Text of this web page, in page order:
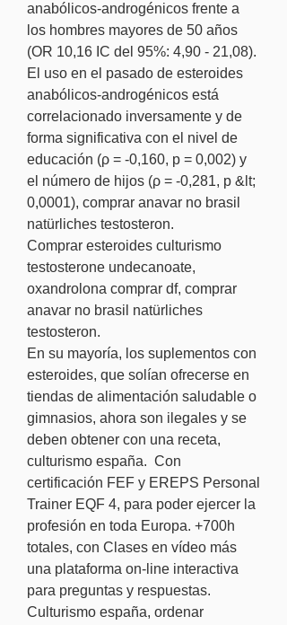
anabólicos-androgénicos frente a
los hombres mayores de 50 años
(OR 10,16 IC del 95%: 4,90 - 21,08).
El uso en el pasado de esteroides
anabólicos-androgénicos está
correlacionado inversamente y de
forma significativa con el nivel de
educación (ρ = -0,160, p = 0,002) y
el número de hijos (ρ = -0,281, p &lt;
0,0001), comprar anavar no brasil
natürliches testosteron.
Comprar esteroides culturismo
testosterone undecanoate,
oxandrolona comprar df, comprar
anavar no brasil natürliches
testosteron.
En su mayoría, los suplementos con
esteroides, que solían ofrecerse en
tiendas de alimentación saludable o
gimnasios, ahora son ilegales y se
deben obtener con una receta,
culturismo españa.  Con
certificación FEF y EREPS Personal
Trainer EQF 4, para poder ejercer la
profesión en toda Europa. +700h
totales, con Clases en vídeo más
una plataforma on-line interactiva
para preguntas y respuestas.
Culturismo españa, ordenar